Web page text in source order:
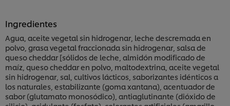
Ingredientes
Agua, aceite vegetal sin hidrogenar, leche descremada en
polvo, grasa vegetal fraccionada sin hidrogenar, salsa de
queso cheddar [sólidos de leche, almidón modificado de
maíz, queso cheddar en polvo, maltodextrina, aceite vegetal
sin hidrogenar, sal, cultivos lácticos, saborizantes idénticos a
los naturales, estabilizante (goma xantana), acentuador de
sabor (glutamato monosódico), antiaglutinante (dióxido de